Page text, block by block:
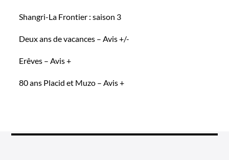
Shangri-La Frontier : saison 3
Deux ans de vacances – Avis +/-
Erêves – Avis +
80 ans Placid et Muzo – Avis +